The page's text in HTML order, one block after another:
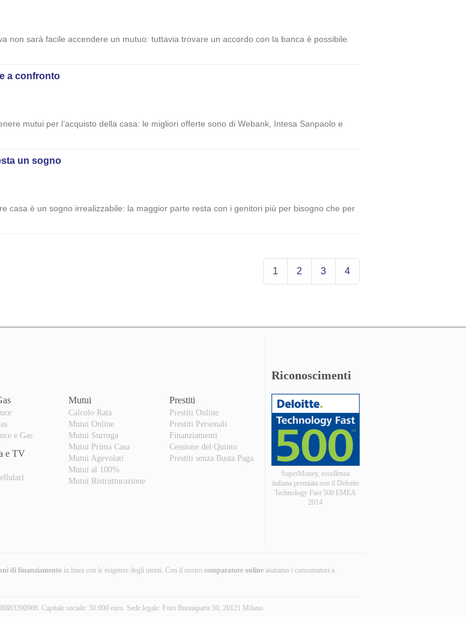
non sarà facile accendere un mutuo: tuttavia trovare un accordo con la banca è possibile.
a confronto
mutui per l’acquisto della casa: le migliori offerte sono di Webank, Intesa Sanpaolo e
un sogno
casa è un sogno irrealizzabile: la maggior parte resta con i genitori più per bisogno che per
1 2 3 4
e Gas
e TV
Mutui
Calcolo Rata
Mutui Online
Mutui Surroga
Mutui Prima Casa
Mutui Agevolati
Mutui al 100%
Mutui Ristrutturazione
Prestiti
Prestiti Online
Prestiti Personali
Finanziamenti
Cessione del Quinto
Prestiti senza Busta Paga
Riconoscimenti
SuperMoney, eccellenza
italiana premiata con il Deloitte
Technology Fast 500 EMEA
2014
di finanziamento in linea con le esigenze degli utenti. Con il nostro comparatore online aiutiamo i consumatori a
Capitale sociale: 50.000 euro. Sede legale: Foro Buonaparte 50, 20121 Milano